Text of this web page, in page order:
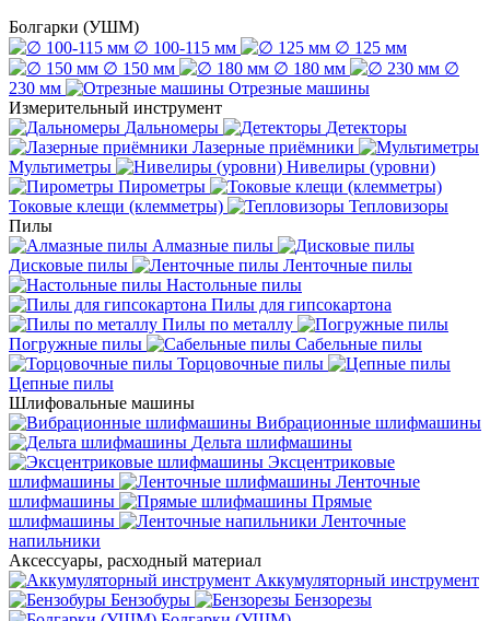
Болгарки (УШМ)
∅ 100-115 мм
∅ 125 мм
∅ 150 мм
∅ 180 мм
∅
230 мм
Отрезные машины
Измерительный инструмент
Дальномеры
Детекторы
Лазерные приёмники
Мультиметры
Нивелиры (уровни)
Пирометры
Токовые клещи (клемметры)
Тепловизоры
Пилы
Алмазные пилы
Дисковые пилы
Ленточные пилы
Настольные пилы
Пилы для гипсокартона
Пилы по металлу
Погружные пилы
Сабельные пилы
Торцовочные пилы
Цепные пилы
Шлифовальные машины
Вибрационные шлифмашины
Дельта шлифмашины
Эксцентриковые
шлифмашины
Ленточные
шлифмашины
Прямые
шлифмашины
Ленточные
напильники
Аксессуары, расходный материал
Аккумуляторный инструмент
Бензобуры
Бензорезы